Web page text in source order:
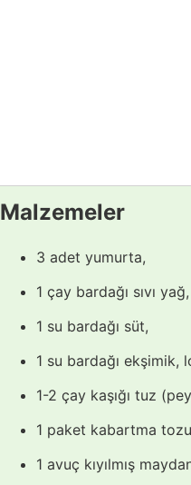
Malzemeler
3 adet yumurta,
1 çay bardağı sıvı yağ,
1 su bardağı süt,
1 su bardağı ekşimik,
1-2 çay kaşığı tuz
1 paket kabartma
1 avuç kıyılmış